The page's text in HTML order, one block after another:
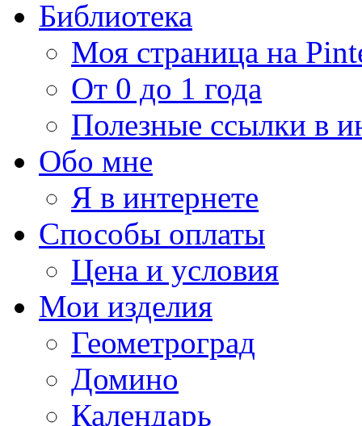
Библиотека
Моя страница на
От 0 до 1 года
Полезные ссылки в
Обо мне
Я в интернете
Способы оплаты
Цена и условия
Мои изделия
Геометроград
Домино
Календарь